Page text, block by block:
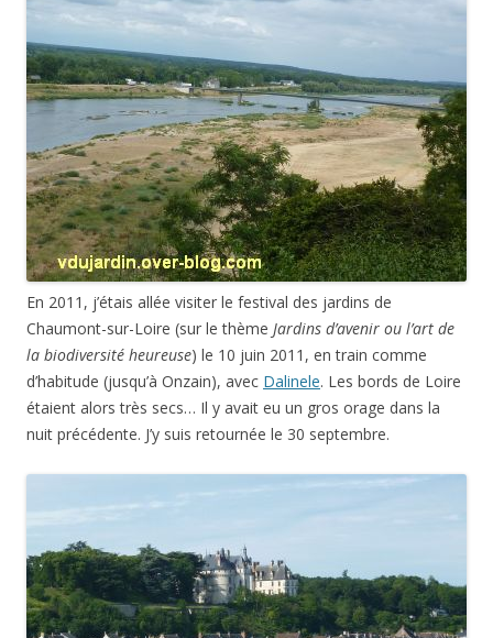
En 2011, j’étais allée visiter le festival des jardins de
Chaumont-sur-Loire (sur le thème Jardins d’avenir ou l’art de
la biodiversité heureuse) le 10 juin 2011, en train comme
d’habitude (jusqu’à Onzain), avec Dalinele. Les bords de Loire
étaient alors très secs… Il y avait eu un gros orage dans la
nuit précédente. J’y suis retournée le 30 septembre.